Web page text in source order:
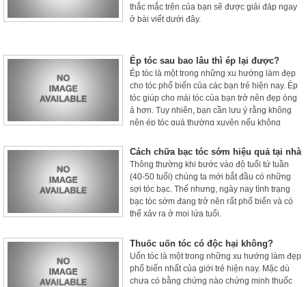
thắc mắc trên của bạn sẽ được giải đáp ngay
ở bài viết dưới đây.
Ép tóc sau bao lâu thì ép lại được?
Ép tóc là một trong những xu hướng làm đẹp
cho tóc phổ biến của các bạn trẻ hiện nay. Ép
tóc giúp cho mái tóc của bạn trở nên đẹp óng
ả hơn. Tuy nhiên, bạn cần lưu ý rằng không
nên ép tóc quá thường xuyên nếu không
Cách chữa bạc tóc sớm hiệu quả tại nhà
Thông thường khi bước vào độ tuổi tứ tuần
(40-50 tuổi) chúng ta mới bắt đầu có những
sợi tóc bạc. Thế nhưng, ngày nay tình trạng
bạc tóc sớm đang trở nên rất phổ biến và có
thể xảy ra ở mọi lứa tuổi.
Thuốc uốn tóc có độc hại không?
Uốn tóc là một trong những xu hướng làm đẹp
phổ biến nhất của giới trẻ hiện nay. Mặc dù
chưa có bằng chứng nào chứng minh thuốc